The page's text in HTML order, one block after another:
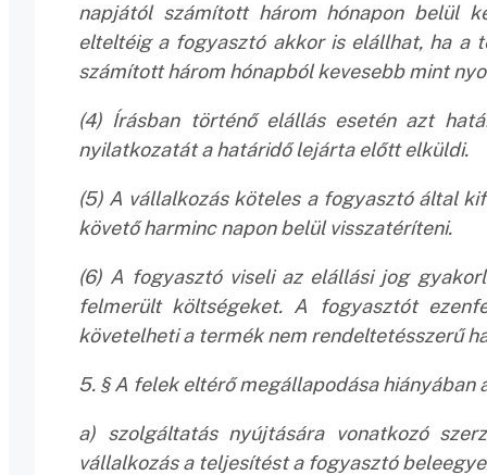
napjától számított három hónapon belül
elteltéig a fogyasztó akkor is elállhat, ha a
számított három hónapból kevesebb mint
(4) Írásban történő elállás esetén azt
nyilatkozatát a határidő lejárta előtt elküldi.
(5) A vállalkozás köteles a fogyasztó által
követő harminc napon belül visszatéríteni.
(6) A fogyasztó viseli az elállási jog
felmerült költségeket. A fogyasztót
követelheti a termék nem rendeltetésszerű
5. § A felek eltérő megállapodása
a) szolgáltatás nyújtására vonatkozó
vállalkozás a teljesítést a fogyasztó